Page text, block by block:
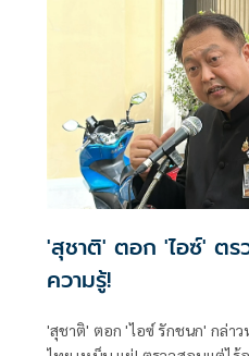
สมาคมสยามยุทธกีฬาพื้นเมือง
แรงร่วมใจจัดเวทีแห่งการเรีย
สร้างเครือข่ายมวยไทยในระดั
'สุชาติ' ตอก 'ไอซ์' ตร
ความรู้!
'สุชาติ' ตอก 'ไอซ์ รักชนก' กล่า